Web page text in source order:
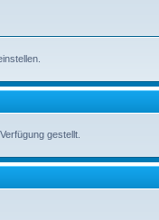
gestellt.